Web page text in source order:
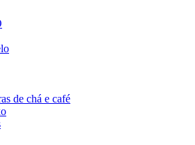
de chá e café